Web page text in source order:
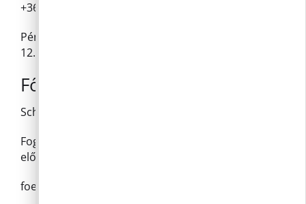
+36 26 336 028 /113 mellék
Pénztári órák: hétfő: 13.00-16.00, szerda: 9.00-
12.00 és 13.00-14.00.
Főépítész
Schönstein Vanda
Fogadóóra: minden héten szerdán 13.00–15.00
előzetes online időpontfoglalás szerint
foepitesz@pilisborosjeno.hu